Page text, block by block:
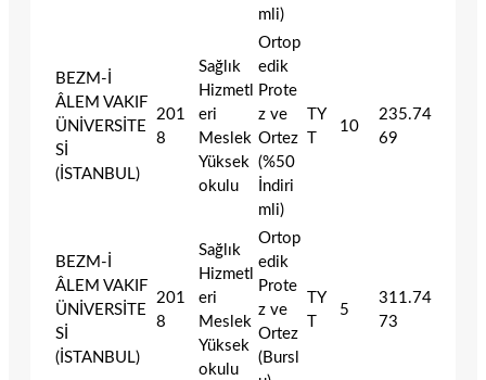
mli)
BEZM-İ
ÂLEM VAKIF
ÜNİVERSİTE
Sİ
(İSTANBUL)
201
8
Sağlık
Hizmetl
eri
Meslek
Yüksek
okulu
Ortop
edik
Prote
z ve
Ortez
(%50
İndiri
mli)
TY
T
10
235.74
69
BEZM-İ
ÂLEM VAKIF
ÜNİVERSİTE
Sİ
(İSTANBUL)
201
8
Sağlık
Hizmetl
eri
Meslek
Yüksek
okulu
Ortop
edik
Prote
z ve
Ortez
(Bursl
TY
T
5
311.74
73